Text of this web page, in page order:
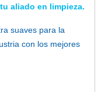
aliado en limpieza.
suaves para la
con los mejores